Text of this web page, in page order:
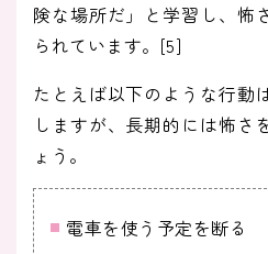
険な場所だ」と学習し、怖
られています。[5]
たとえば以下のような行動
しますが、長期的には怖さ
ょう。
電車を使う予定を断る